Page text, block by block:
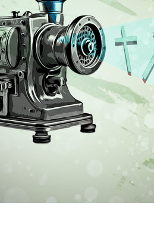
Por casi un siglo, teólogos y
actualidad, el sentimiento
particularmente de la iglesia
colonial de hace 500…más